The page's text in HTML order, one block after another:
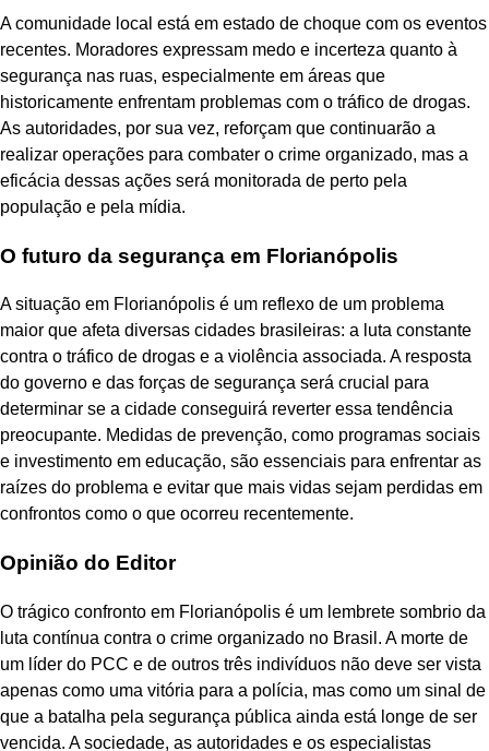
A comunidade local está em estado de choque com os eventos
recentes. Moradores expressam medo e incerteza quanto à
segurança nas ruas, especialmente em áreas que
historicamente enfrentam problemas com o tráfico de drogas.
As autoridades, por sua vez, reforçam que continuarão a
realizar operações para combater o crime organizado, mas a
eficácia dessas ações será monitorada de perto pela
população e pela mídia.
O futuro da segurança em Florianópolis
A situação em Florianópolis é um reflexo de um problema
maior que afeta diversas cidades brasileiras: a luta constante
contra o tráfico de drogas e a violência associada. A resposta
do governo e das forças de segurança será crucial para
determinar se a cidade conseguirá reverter essa tendência
preocupante. Medidas de prevenção, como programas sociais
e investimento em educação, são essenciais para enfrentar as
raízes do problema e evitar que mais vidas sejam perdidas em
confrontos como o que ocorreu recentemente.
Opinião do Editor
O trágico confronto em Florianópolis é um lembrete sombrio da
luta contínua contra o crime organizado no Brasil. A morte de
um líder do PCC e de outros três indivíduos não deve ser vista
apenas como uma vitória para a polícia, mas como um sinal de
que a batalha pela segurança pública ainda está longe de ser
vencida. A sociedade, as autoridades e os especialistas